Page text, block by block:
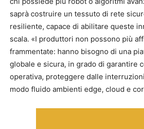
saprà costruire un tessuto di rete
resiliente, capace di abilitare queste
scala. «I produttori non possono più
frammentate: hanno bisogno di una
globale e sicura, in grado di garantire
operativa, proteggere dalle
modo fluido ambienti edge, cloud e